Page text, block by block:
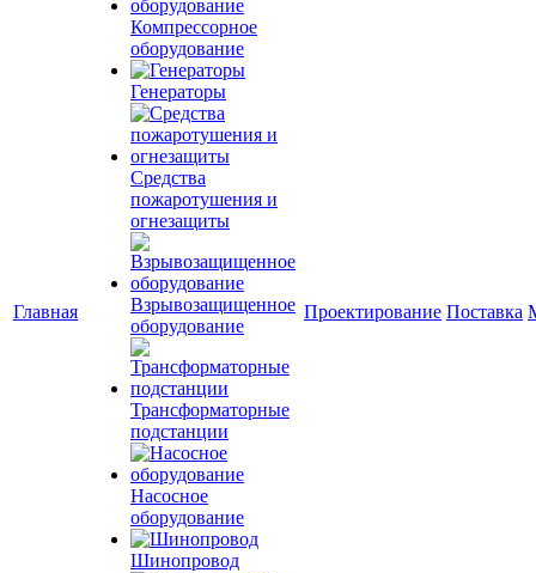
Главная
Компрессорное
оборудование
Генераторы
Средства
пожаротушения и
огнезащиты
Взрывозащищенное
оборудование
Трансформаторные
подстанции
Насосное
оборудование
Шинопровод
Проектирование Поставка